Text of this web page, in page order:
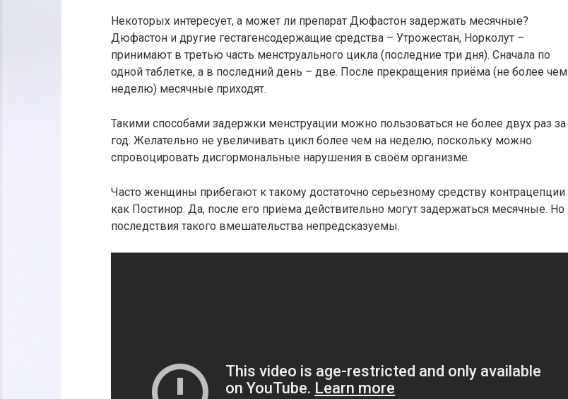
Некоторых интересует, а может ли препарат Дюфастон задержать месячные?
Дюфастон и другие гестагенсодержащие средства – Утрожестан, Норколут –
принимают в третью часть менструального цикла (последние три дня). Сначала по
одной таблетке, а в последний день – две. После прекращения приёма (не более чем
неделю) месячные приходят.
Такими способами задержки менструации можно пользоваться не более двух раз за
год. Желательно не увеличивать цикл более чем на неделю, поскольку можно
спровоцировать дисгормональные нарушения в своём организме.
Часто женщины прибегают к такому достаточно серьёзному средству контрацепции
как Постинор. Да, после его приёма действительно могут задержаться месячные. Но
последствия такого вмешательства непредсказуемы.